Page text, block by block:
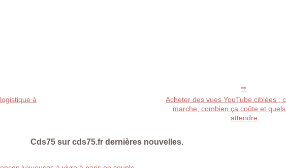
à
Acheter des vues YouTube ciblées :
marche, combien ça coûte et
attendre
Cds75 sur cds75.fr dernières nouvelles.